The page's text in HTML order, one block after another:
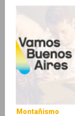
Montañismo